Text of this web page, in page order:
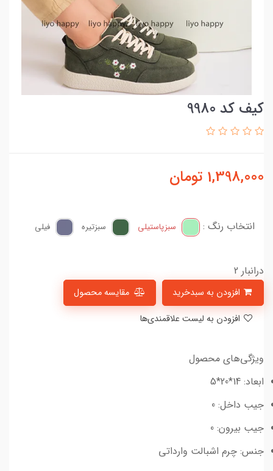
کیف کد 9980
1,398,000 تومان
انتخاب رنگ : سبز‌پاستیلی سبز‌تیره فیلی
درانبار 2
مقایسه محصول
ویژگی‌های محصول
ابعاد: 14*20*5
جیب داخل: 0
جیب بیرون: 0
جنس: چرم اشبالت وارداتی